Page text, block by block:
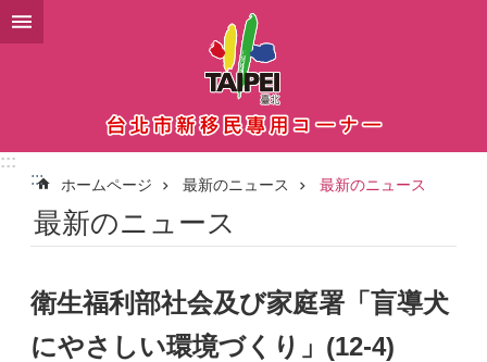
メインコンテンツブロックにスキップ
:::
:::
ホームページ 最新のニュース 最新のニュース
最新のニュース
衛生福利部社会及び家庭署「盲導犬
にやさしい環境づくり」(12-4)